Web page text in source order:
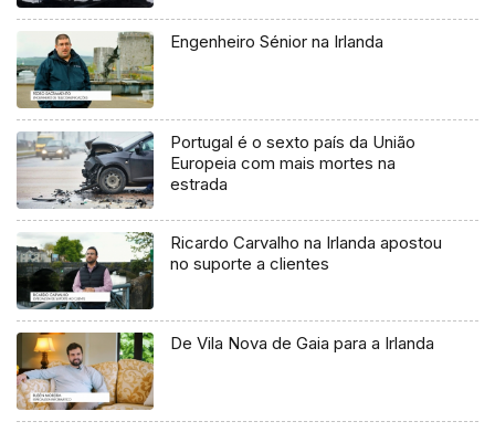
Engenheiro Sénior na Irlanda
Portugal é o sexto país da União
Europeia com mais mortes na
estrada
Ricardo Carvalho na Irlanda apostou
no suporte a clientes
De Vila Nova de Gaia para a Irlanda